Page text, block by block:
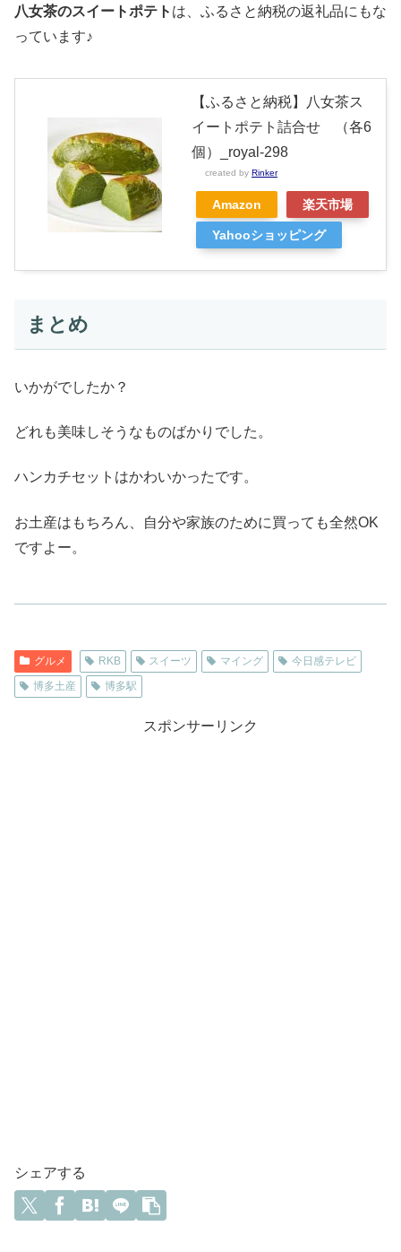
八女茶のスイートポテト は、ふるさと納税の返礼品にもな
っています♪
【ふるさと納税】八女茶ス
イートポテト詰合せ （各6
個）_royal-298
created by Rinker
Amazon 楽天市場
Yahooショッピング
まとめ
いかがでしたか？
どれも美味しそうなものばかりでした。
ハンカチセットはかわいかったです。
お土産はもちろん、自分や家族のために買っても全然OK
ですよー。
グルメ RKB スイーツ マイング
今日感テレビ
博多土産
博多駅
スポンサーリンク
シェアする